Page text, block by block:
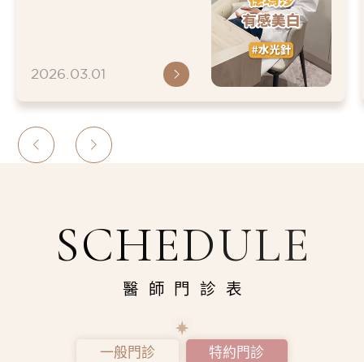
2026.03.01
SCHEDULE
醫師門診表
一般門診 特約門診